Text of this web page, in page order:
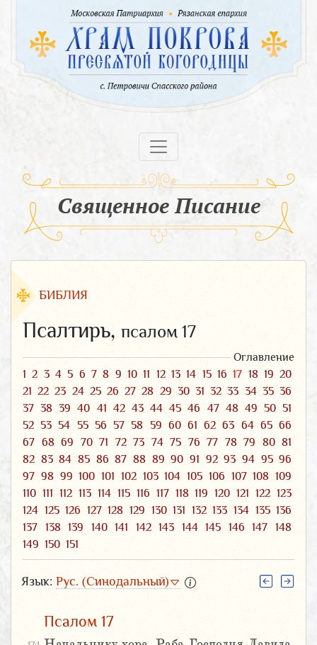
Священное Писание
БИБЛИЯ
Псалтирь, псалом 17
Оглавление
1 2 3 4 5 6 7 8 9 10 11 12 13 14 15 16 17 18 19 20
21 22 23 24 25 26 27 28 29 30 31 32 33 34 35 36
37 38 39 40 41 42 43 44 45 46 47 48 49 50 51
52 53 54 55 56 57 58 59 60 61 62 63 64 65 66
67 68 69 70 71 72 73 74 75 76 77 78 79 80 81
82 83 84 85 86 87 88 89 90 91 92 93 94 95 96
97 98 99 100 101 102 103 104 105 106 107 108 109
110 111 112 113 114 115 116 117 118 119 120 121 122 123
124 125 126 127 128 129 130 131 132 133 134 135 136
137
138 139 140 141 142 143 144 145 146 147
148
149 150 151
Язык: Рус. (Синодальный)
Псалом 17